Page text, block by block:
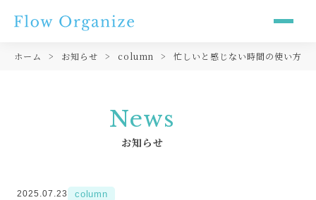
ホーム お知らせ column 忙しいと感じない時間の使い方
News
お知らせ
2025.07.23 column